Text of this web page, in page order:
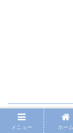
まとめ：【
の事務所はど
メニュー ホーム